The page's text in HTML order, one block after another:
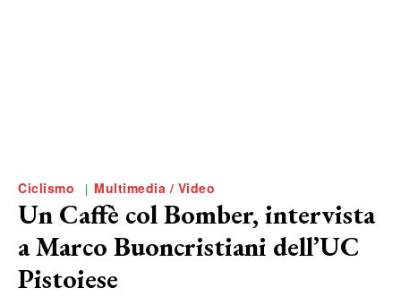
Ciclismo Multimedia / Video
Un Caffè col Bomber, intervista
a Marco Buoncristiani dell’UC
Pistoiese